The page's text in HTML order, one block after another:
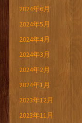
2024年6月
2024年5月
2024年4月
2024年3月
2024年2月
2024年1月
2023年12月
2023年11月